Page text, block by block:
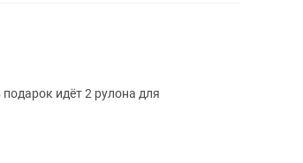
идёт 2 рулона для